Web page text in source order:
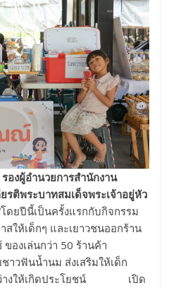
องผู้อำนวยการสำนักงาน
ติพระบาทสมเด็จพระเจ้าอยู่หัว
โดยปีนี้เป็นครั้งแรกกับกิจกรรม
สให้เด็กๆ และเยาวชนออกร้าน
องเล่นกว่า 50 ร้านค้า
นน้ำนม ส่งเสริมให้เด็ก
าว่างให้เกิดประโยชน์ เปิด